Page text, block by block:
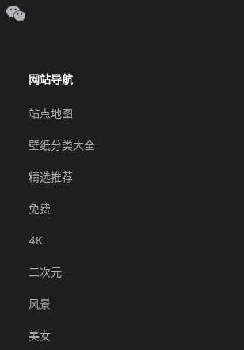
网站导航
站点地图
壁纸分类大全
精选推荐
免费
4K
二次元
风景
美女